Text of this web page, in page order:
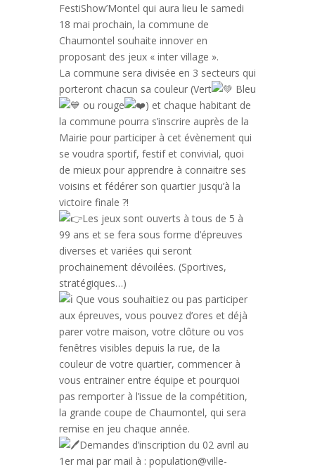
FestiShow’Montel qui aura lieu le samedi
18 mai prochain, la commune de
Chaumontel souhaite innover en
proposant des jeux « inter village ».
La commune sera divisée en 3 secteurs qui
porteront chacun sa couleur (Vert
Bleu
ou rouge
) et chaque habitant de
la commune pourra s’inscrire auprès de la
Mairie pour participer à cet évènement qui
se voudra sportif, festif et convivial, quoi
de mieux pour apprendre à connaitre ses
voisins et fédérer son quartier jusqu’à la
victoire finale ?!
Les jeux sont ouverts à tous de 5 à
99 ans et se fera sous forme d’épreuves
diverses et variées qui seront
prochainement dévoilées. (Sportives,
stratégiques…)
Que vous souhaitiez ou pas participer
aux épreuves, vous pouvez d’ores et déjà
parer votre maison, votre clôture ou vos
fenêtres visibles depuis la rue, de la
couleur de votre quartier, commencer à
vous entrainer entre équipe et pourquoi
pas remporter à l’issue de la compétition,
la grande coupe de Chaumontel, qui sera
remise en jeu chaque année.
Demandes d’inscription du 02 avril au
1er mai par mail à : population@ville-